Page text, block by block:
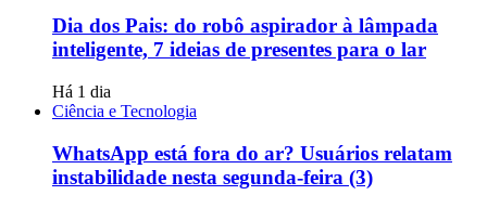
Dia dos Pais: do robô aspirador à lâmpada
inteligente, 7 ideias de presentes para o lar
Há 1 dia
Ciência e Tecnologia
WhatsApp está fora do ar? Usuários relatam
instabilidade nesta segunda-feira (3)